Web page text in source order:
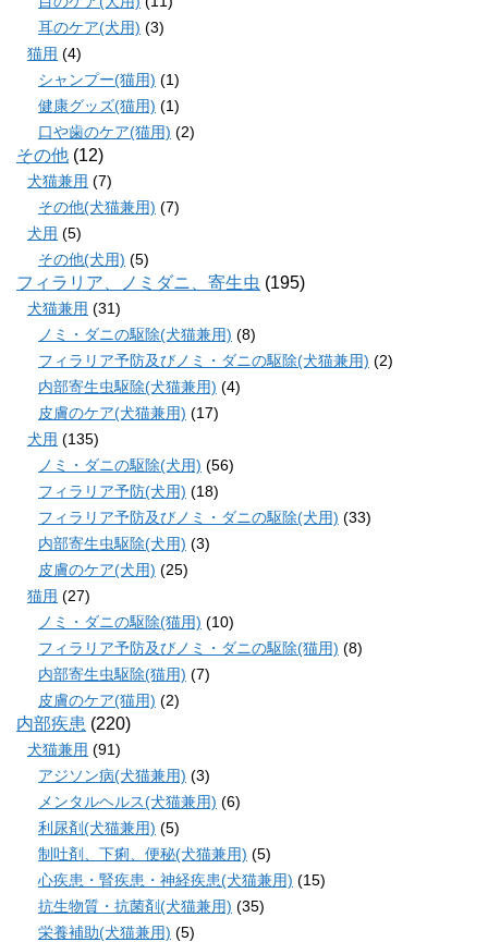
耳のケア(犬用) (3)
猫用 (4)
シャンプー(猫用) (1)
健康グッズ(猫用) (1)
口や歯のケア(猫用) (2)
その他 (12)
犬猫兼用 (7)
その他(犬猫兼用) (7)
犬用 (5)
その他(犬用) (5)
フィラリア、ノミダニ、寄生虫 (195)
犬猫兼用 (31)
ノミ・ダニの駆除(犬猫兼用) (8)
フィラリア予防及びノミ・ダニの駆除(犬猫兼用) (2)
内部寄生虫駆除(犬猫兼用) (4)
皮膚のケア(犬猫兼用) (17)
犬用 (135)
ノミ・ダニの駆除(犬用) (56)
フィラリア予防(犬用) (18)
フィラリア予防及びノミ・ダニの駆除(犬用) (33)
内部寄生虫駆除(犬用) (3)
皮膚のケア(犬用) (25)
猫用 (27)
ノミ・ダニの駆除(猫用) (10)
フィラリア予防及びノミ・ダニの駆除(猫用) (8)
内部寄生虫駆除(猫用) (7)
皮膚のケア(猫用) (2)
内部疾患 (220)
犬猫兼用 (91)
アジソン病(犬猫兼用) (3)
メンタルヘルス(犬猫兼用) (6)
利尿剤(犬猫兼用) (5)
制吐剤、下痢、便秘(犬猫兼用) (5)
心疾患・腎疾患・神経疾患(犬猫兼用) (15)
抗生物質・抗菌剤(犬猫兼用) (35)
栄養補助(犬猫兼用) (5)